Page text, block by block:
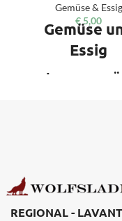
Gemüse & Essig
€ 5,00
Gemüse
Essig
verarbeitet und
REGIONAL -